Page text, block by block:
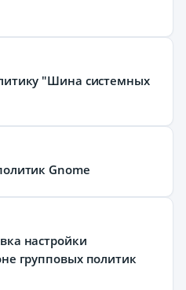
"Шина системных
Gnome
настройки
групповых политик